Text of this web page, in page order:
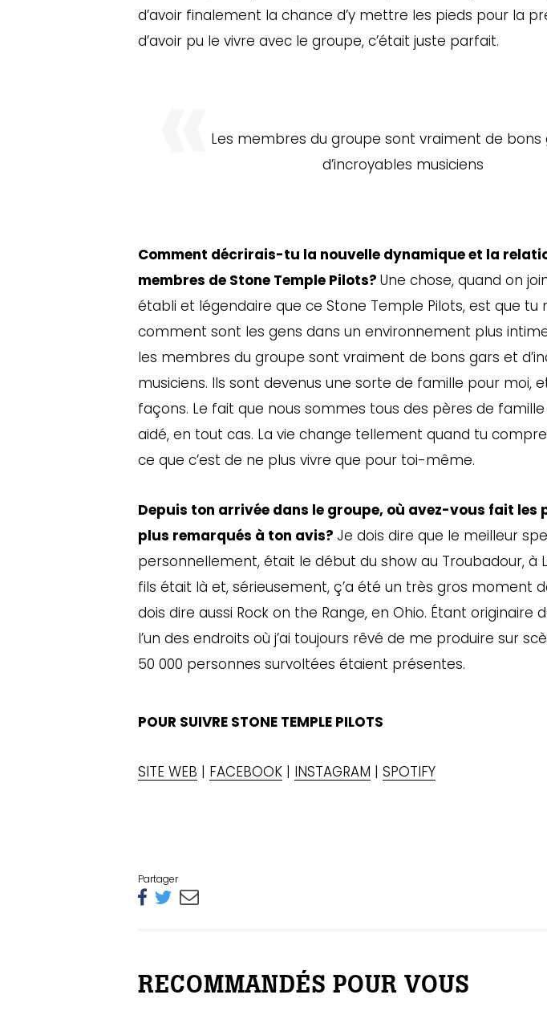
d’avoir finalement la chance d’y mettre les pieds pour la
d’avoir pu le vivre avec le groupe, c’était juste parfait.
Les membres du groupe sont vraiment de bons
d’incroyables musiciens
Comment décrirais-tu la nouvelle dynamique et la
membres de Stone Temple Pilots? Une chose, quand on
établi et légendaire que ce Stone Temple Pilots, est que tu
comment sont les gens dans un environnement plus
les membres du groupe sont vraiment de bons gars et
musiciens. Ils sont devenus une sorte de famille pour moi,
façons. Le fait que nous sommes tous des pères de
aidé, en tout cas. La vie change tellement quand tu
ce que c’est de ne plus vivre que pour toi-même.
Depuis ton arrivée dans le groupe, où avez-vous fait les
plus remarqués à ton avis? Je dois dire que le meilleur
personnellement, était le début du show au Troubadour, à
fils était là et, sérieusement, ç’a été un très gros moment
dois dire aussi Rock on the Range, en Ohio. Étant originaire
l’un des endroits où j’ai toujours rêvé de me produire sur
50 000 personnes survoltées étaient présentes.
POUR SUIVRE STONE TEMPLE PILOTS
SITE WEB | FACEBOOK | INSTAGRAM | SPOTIFY
Partager
RECOMMANDÉS POUR VOUS